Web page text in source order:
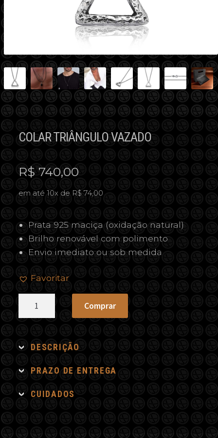
COLAR TRIÂNGULO VAZADO
R$ 740,00
em até 10x de R$ 74,00
Prata 925 maciça (oxidação natural)
Brilho renovável com polimento
Envio imediato ou sob medida
Favoritar
Comprar
DESCRIÇÃO
PRAZO DE ENTREGA
CUIDADOS